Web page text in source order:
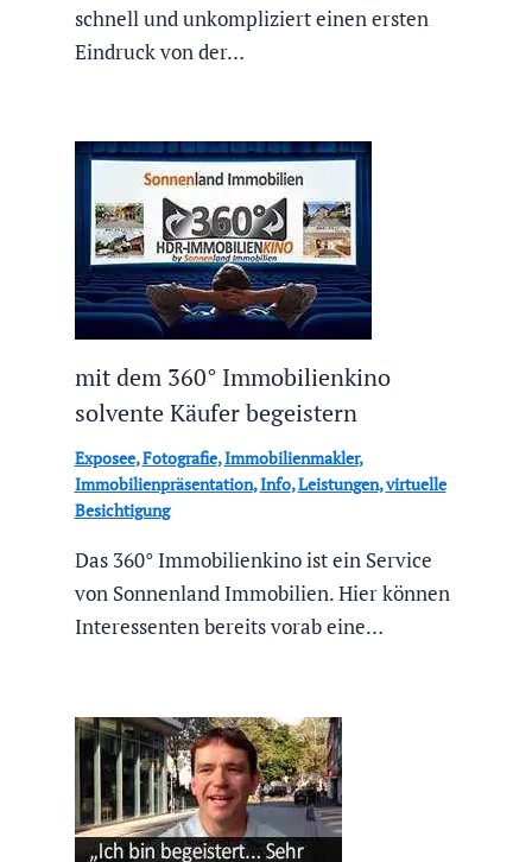
schnell und unkompliziert einen ersten
Eindruck von der…
mit dem 360° Immobilienkino
solvente Käufer begeistern
Exposee,Fotografie,Immobilienmakler,
Immobilienpräsentation,Info,Leistungen,virtuelle
Besichtigung
Das 360° Immobilienkino ist ein Service
von Sonnenland Immobilien. Hier können
Interessenten bereits vorab eine…